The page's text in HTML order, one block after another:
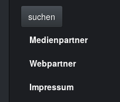
suchen
Menülinks
rechte
Seite
Medienpartner
Webpartner
Impressum